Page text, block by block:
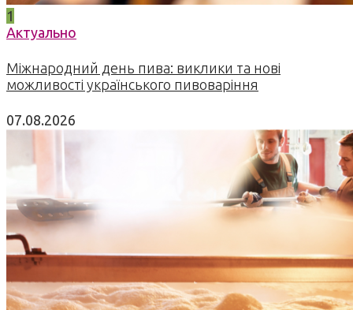
1
Актуально
Міжнародний день пива: виклики та нові
можливості українського пивоваріння
07.08.2026